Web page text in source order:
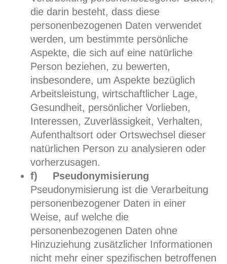
die darin besteht, dass diese
personenbezogenen Daten verwendet
werden, um bestimmte persönliche
Aspekte, die sich auf eine natürliche
Person beziehen, zu bewerten,
insbesondere, um Aspekte bezüglich
Arbeitsleistung, wirtschaftlicher Lage,
Gesundheit, persönlicher Vorlieben,
Interessen, Zuverlässigkeit, Verhalten,
Aufenthaltsort oder Ortswechsel dieser
natürlichen Person zu analysieren oder
vorherzusagen.
f) Pseudonymisierung
Pseudonymisierung ist die Verarbeitung
personenbezogener Daten in einer
Weise, auf welche die
personenbezogenen Daten ohne
Hinzuziehung zusätzlicher Informationen
nicht mehr einer spezifischen betroffenen